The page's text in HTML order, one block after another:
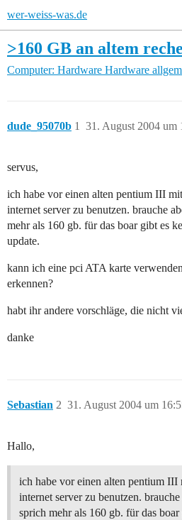
wer-weiss-was.de
>160 GB an altem
Computer: Hardware Hardware
dude_95070b 31. August 2004 um
1
servus,
ich habe vor einen alten pentium III
internet server zu benutzen. brauche
mehr als 160 gb. für das boar gibt es
update.
kann ich eine pci ATA karte
erkennen?
habt ihr andere vorschläge, die nicht
danke
Sebastian 31. August 2004 um
2
Hallo,
ich habe vor einen alten pentium III
internet server zu benutzen.
sprich mehr als 160 gb. für das